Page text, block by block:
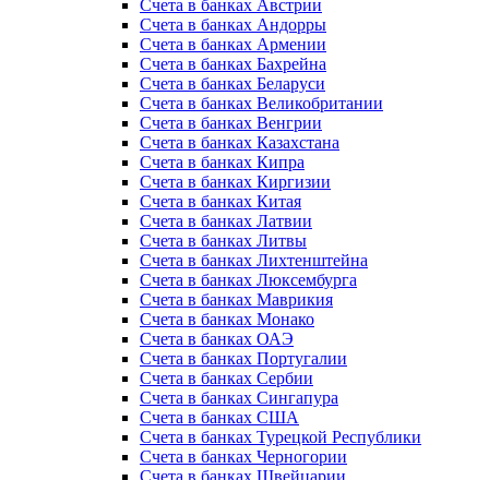
Счета в банках Австрии
Счета в банках Андорры
Счета в банках Армении
Счета в банках Бахрейна
Счета в банках Беларуси
Счета в банках Великобритании
Счета в банках Венгрии
Счета в банках Казахстана
Счета в банках Кипра
Счета в банках Киргизии
Счета в банках Китая
Счета в банках Латвии
Счета в банках Литвы
Счета в банках Лихтенштейна
Счета в банках Люксембурга
Счета в банках Маврикия
Счета в банках Монако
Счета в банках ОАЭ
Счета в банках Португалии
Счета в банках Сербии
Счета в банках Сингапура
Счета в банках США
Счета в банках Турецкой Республики
Счета в банках Черногории
Счета в банках Швейцарии